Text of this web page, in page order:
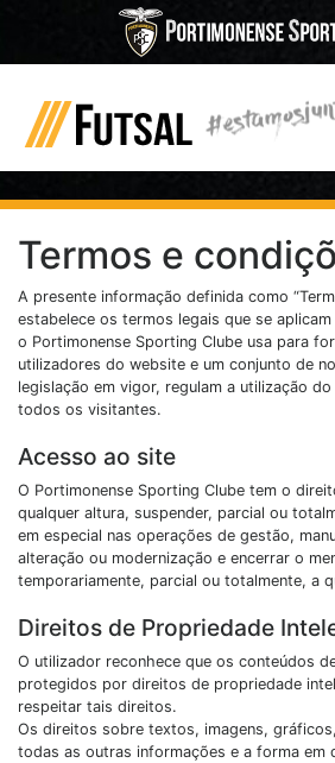
Termos e
A presente informação definida como
estabelece os termos legais que se
o Portimonense Sporting Clube usa para
utilizadores do website e um conjunto de
legislação em vigor, regulam a utilização
todos os visitantes.
Acesso ao site
O Portimonense Sporting Clube tem o
qualquer altura, suspender, parcial ou
em especial nas operações de gestão,
alteração ou modernização e encerrar o
temporariamente, parcial ou totalmente, a
Direitos de Propriedade
O utilizador reconhece que os conteúdos
protegidos por direitos de propriedade
respeitar tais direitos.
Os direitos sobre textos, imagens,
todas as outras informações e a forma em